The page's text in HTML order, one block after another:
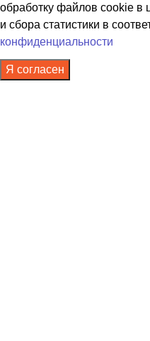
обработку файлов cookie в
и сбора статистики в
конфиденциальности
Я согласен